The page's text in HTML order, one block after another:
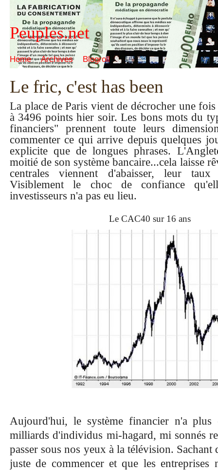
Peuples.net
Home Archives Blogroll
Le fric, c'est has been
La place de Paris vient de décrocher une
à 3496 points hier soir. Les bons mots du
financiers" prennent toute leurs
commenter ce qui arrive depuis quelques
explicite que de longues phrases.
moitié de son système bancaire...cela laisse
centrales viennent d'abaisser, leur
Visiblement le choc de confiance
investisseurs n'a pas eu lieu.
Le CAC40 sur 16 ans
Aujourd'hui, le système financier n'a plus
milliards d'individus mi-hagard, mi sonnés
passer sous nos yeux à la télévision.
juste de commencer et que les entreprises